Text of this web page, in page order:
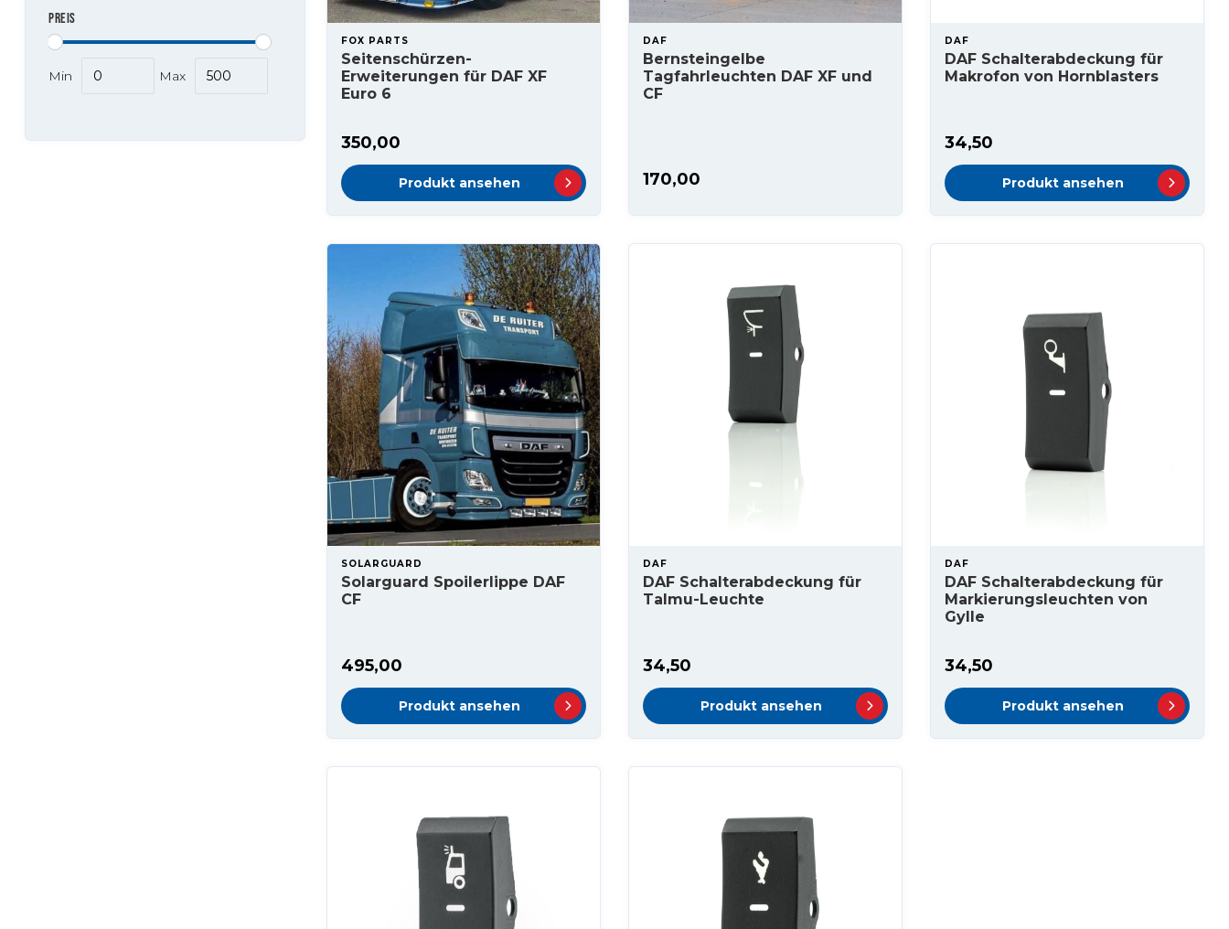
PREIS
Min Max
FOX PARTS
Seitenschürzen-
Erweiterungen für DAF XF
Euro 6
350,00
Produkt ansehen
DAF
Bernsteingelbe
Tagfahrleuchten DAF XF und
CF
170,00
DAF
DAF Schalterabdeckung für
Makrofon von Hornblasters
34,50
Produkt ansehen
SOLARGUARD
Solarguard Spoilerlippe DAF
CF
495,00
Produkt ansehen
DAF
DAF Schalterabdeckung für
Talmu-Leuchte
34,50
Produkt ansehen
DAF
DAF Schalterabdeckung für
Markierungsleuchten von
Gylle
34,50
Produkt ansehen